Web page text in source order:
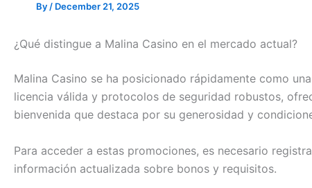
By / December 21, 2025
¿Qué distingue a Malina Casino en el mercado actual?
Malina Casino se ha posicionado rápidamente como
licencia válida y protocolos de seguridad robustos,
bienvenida que destaca por su generosidad y
Para acceder a estas promociones, es necesario
información actualizada sobre bonos y requisitos.